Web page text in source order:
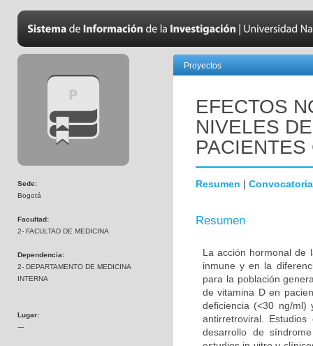
Sede:
Bogotá
Facultad:
2- FACULTAD DE MEDICINA
Dependencia:
2- DEPARTAMENTO DE MEDICINA
INTERNA
Lugar:
---
Proyectos
EFECTOS
NIVELES
Resumen | Convocatoria
Resumen
La acción hormonal de
inmune y en la
para la población
de vitamina D en
deficiencia (<30 ng/ml)
antirretroviral.
desarrollo de